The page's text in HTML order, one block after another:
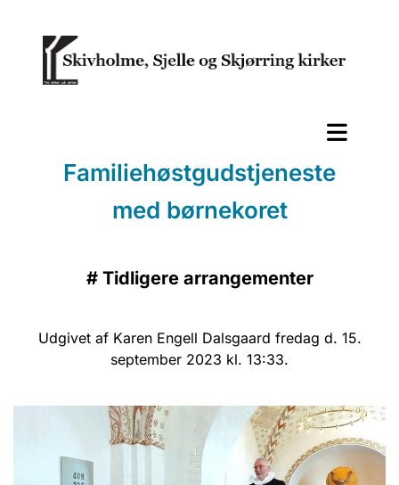
Familiehøstgudstjeneste
med børnekoret
# Tidligere arrangementer
Udgivet af Karen Engell Dalsgaard fredag d. 15.
september 2023 kl. 13:33.